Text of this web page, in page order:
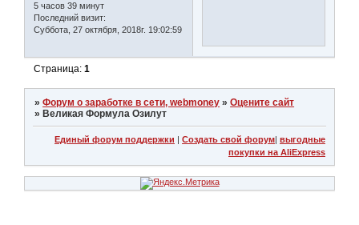
5 часов 39 минут
Последний визит:
Суббота, 27 октября, 2018г. 19:02:59
Страница:1
»Форум о заработке в сети, webmoney »Оцените сайт
» Великая Формула Озилут
Единый форум поддержки | Создать свой форум| выгодные
покупки на AliExpress